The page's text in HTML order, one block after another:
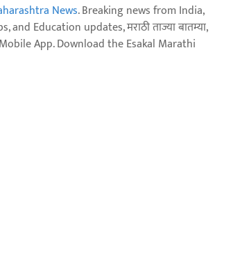
News. Breaking news from India,
Education updates, मराठी ताज्या बातम्या,
Mobile App. Download the Esakal Marathi